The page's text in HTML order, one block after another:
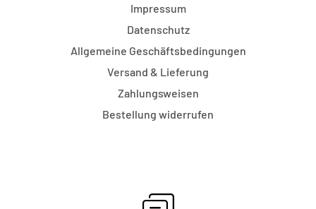
Impressum
Datenschutz
Allgemeine Geschäftsbedingungen
Versand & Lieferung
Zahlungsweisen
Bestellung widerrufen